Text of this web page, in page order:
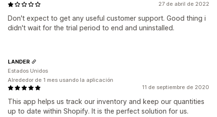
27 de abril de 2022
Don't expect to get any useful customer support. Good thing i
didn't wait for the trial period to end and uninstalled.
11 de septiembre de 2020
This app helps us track our inventory and keep our quantities
up to date within Shopify. It is the perfect solution for us.
LANDER
Estados Unidos
Alrededor de 1 mes usando la aplicación